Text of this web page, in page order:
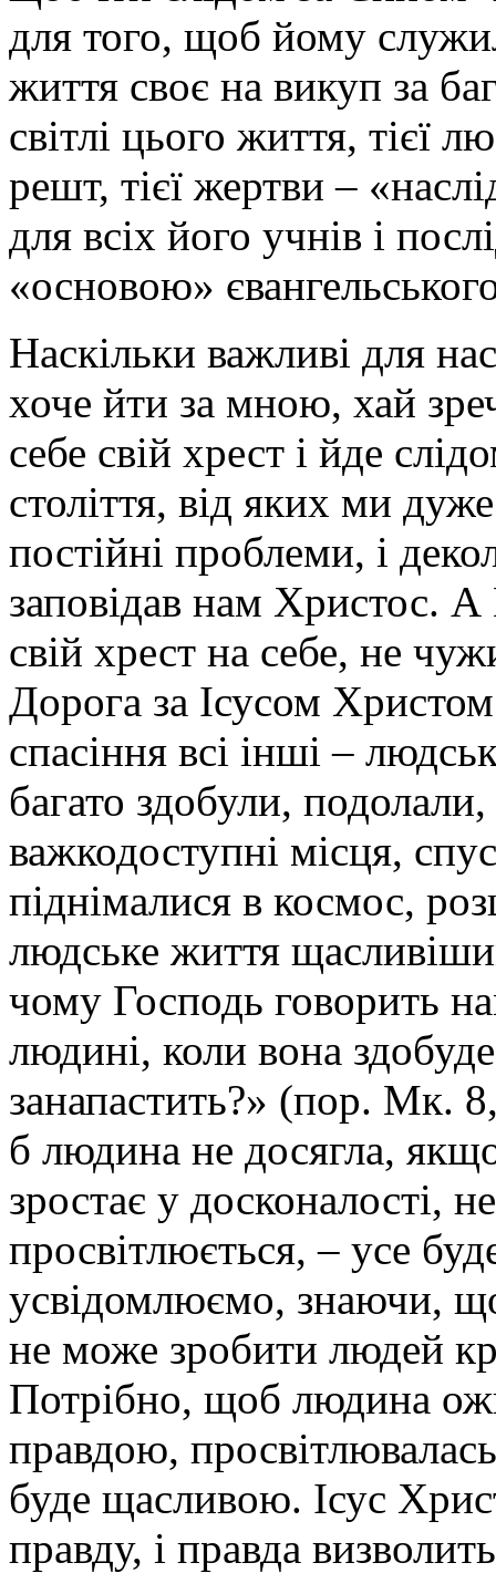
для того, щоб йому
життя своє на викуп за
світлі цього життя, тієї
решт, тієї жертви –
для всіх його учнів і
«основою»
Наскільки важливі для
хоче йти за мною, хай
себе свій хрест і йде
століття, від яких ми
постійні проблеми, і
заповідав нам Христос.
свій хрест на себе, не
Дорога за Ісусом
спасіння всі інші –
багато здобули,
важкодоступні місця,
піднімалися в космос,
людське життя
чому Господь говорить
людині, коли вона
занапастить?» (пор. Мк.
б людина не досягла,
зростає у досконалості,
просвітлюється, ‒ усе
усвідомлюємо, знаючи,
не може зробити людей
Потрібно, щоб людина
правдою,
буде щасливою. Ісус
правду, і правда